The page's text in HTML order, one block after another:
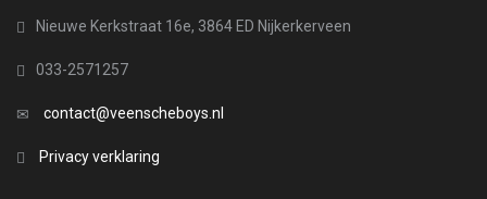
Nieuwe Kerkstraat 16e, 3864 ED Nijkerkerveen
033-2571257
contact@veenscheboys.nl
Privacy verklaring